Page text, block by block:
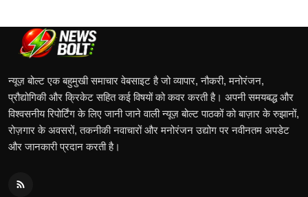
न्यूज़ बोल्ट एक बहुमुखी समाचार वेबसाइट है जो व्यापार, नौकरी, मनोरंजन,
प्रौद्योगिकी और क्रिकेट सहित कई विषयों को कवर करती है। अपनी समयबद्ध और
विश्वसनीय रिपोर्टिंग के लिए जानी जाने वाली न्यूज़ बोल्ट पाठकों को बाज़ार के रुझानों,
रोज़गार के अवसरों, तकनीकी नवाचारों और मनोरंजन उद्योग पर नवीनतम अपडेट
और जानकारी प्रदान करती है।